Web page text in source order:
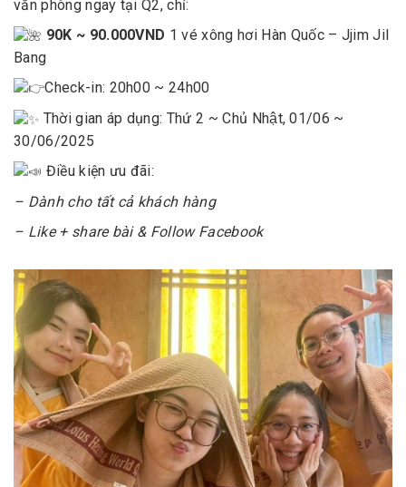
văn phòng ngay tại Q2, chỉ:
90K ~ 90.000VND 1 vé xông hơi Hàn Quốc – Jjim Jil
Bang
Check-in: 20h00 ~ 24h00
Thời gian áp dụng: Thứ 2 ~ Chủ Nhật, 01/06 ~
30/06/2025
Điều kiện ưu đãi:
– Dành cho tất cả khách hàng
– Like + share bài & Follow Facebook